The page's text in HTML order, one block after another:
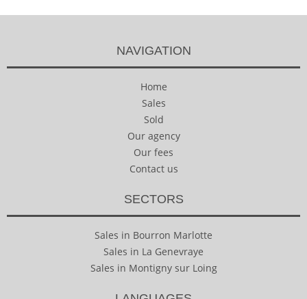
NAVIGATION
Home
Sales
Sold
Our agency
Our fees
Contact us
SECTORS
Sales in Bourron Marlotte
Sales in La Genevraye
Sales in Montigny sur Loing